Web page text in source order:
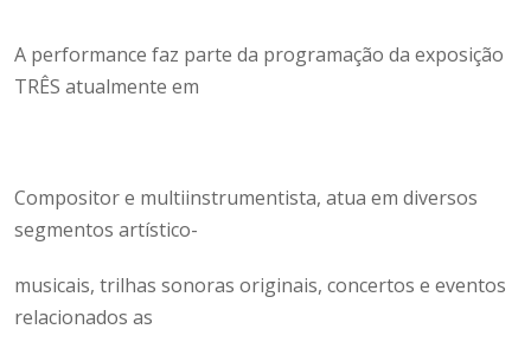
A performance faz parte da programação da exposição
TRÊS atualmente em
Compositor e multiinstrumentista, atua em diversos
segmentos artístico-
musicais, trilhas sonoras originais, concertos e eventos
relacionados as